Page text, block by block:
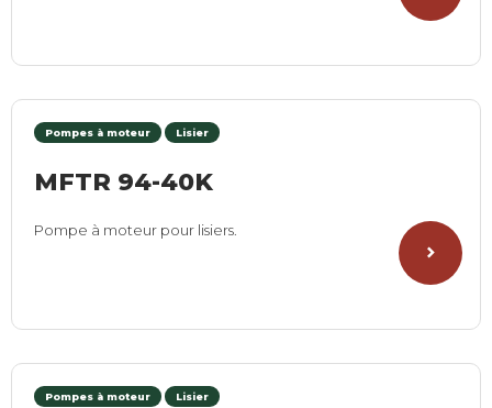
Pompes à moteur Lisier
MFTR 94-40K
Pompe à moteur pour lisiers.
Pompes à moteur Lisier